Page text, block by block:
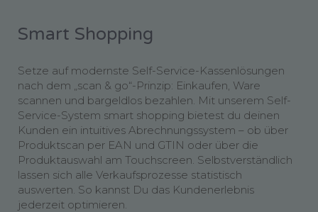
Smart Shopping
Setze auf modernste Self-Service-Kassenlösungen
nach dem „scan & go“-Prinzip: Einkaufen, Ware
scannen und bargeldlos bezahlen. Mit unserem Self-
Service-System smart shopping bietest du deinen
Kunden ein intuitives Abrechnungssystem – ob über
Produktscan per EAN und GTIN oder über die
Produktauswahl am Touchscreen. Selbstverständlich
lassen sich alle Verkaufsprozesse statistisch
auswerten. So kannst Du das Kundenerlebnis
jederzeit optimieren.